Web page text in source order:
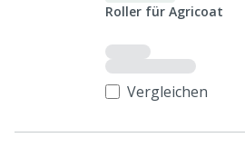
Roller für Agricoat
Vergleichen